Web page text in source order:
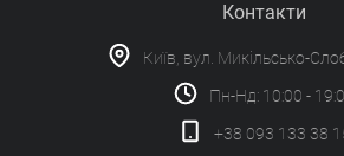
Контакти
Київ, вул. Микільсько-
Пн-Нд: 10:00 -
+38 093 133 38